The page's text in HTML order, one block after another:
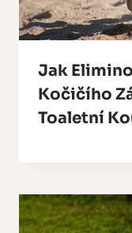
Jak
Kočičího
Toaletní